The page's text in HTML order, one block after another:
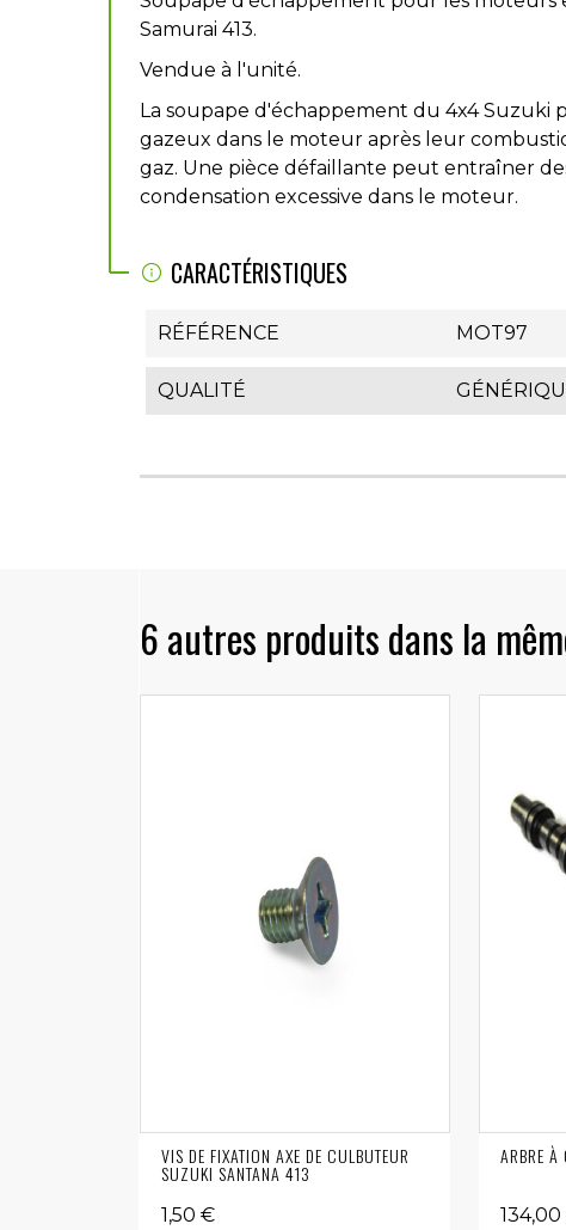
Samurai 413.
Vendue à l'unité.
La soupape d'échappement du 4x4 Suzuki
gazeux dans le moteur après leur
gaz. Une pièce défaillante peut entraîner
condensation excessive dans le moteur.
CARACTÉRISTIQUES
RÉFÉRENCE MOT97
QUALITÉ
6 autres produits dans la
VIS DE FIXATION AXE DE CULBUTEUR
SUZUKI SANTANA 413
1,50 €
ARBRE À